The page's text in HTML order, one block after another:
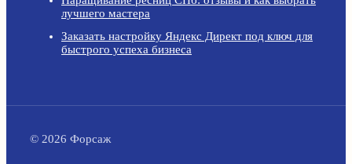
лучшего мастера
Заказать настройку Яндекс Директ под ключ для
быстрого успеха бизнеса
© 2026 Форсаж